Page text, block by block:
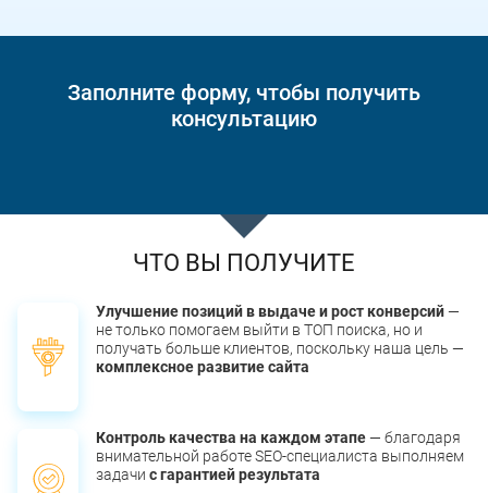
Заполните форму, чтобы получить
консультацию
ЧТО ВЫ ПОЛУЧИТЕ
Улучшение позиций в выдаче и рост конверсий—
не только помогаем выйти в ТОП поиска, но и
получать больше клиентов, поскольку наша цель —
комплексное развитие сайта
Контроль качества на каждом этапе— благодаря
внимательной работе SEO-специалиста выполняем
задачи с гарантией результата